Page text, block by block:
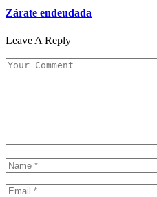
Zárate endeudada
Leave A Reply